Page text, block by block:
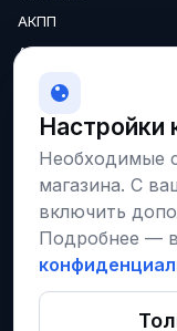
АКПП
Аксессуары
Двигатели
МКПП
Гарантия
Соцсети и
Настройки
Необходимые
магазина. С
включить
Подробнее — в